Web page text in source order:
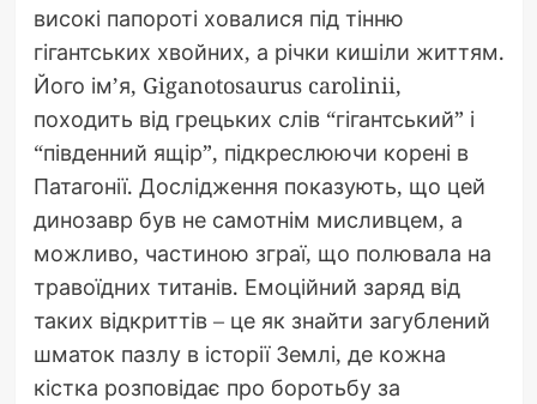
високі папороті ховалися під тінню
гігантських хвойних, а річки кишіли життям.
Його ім’я, Giganotosaurus carolinii,
походить від грецьких слів “гігантський” і
“південний ящір”, підкреслюючи корені в
Патагонії. Дослідження показують, що цей
динозавр був не самотнім мисливцем, а
можливо, частиною зграї, що полювала на
травоїдних титанів. Емоційний заряд від
таких відкриттів – це як знайти загублений
шматок пазлу в історії Землі, де кожна
кістка розповідає про боротьбу за